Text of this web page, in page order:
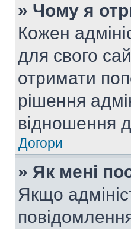
» Чому я
Кожен
для свого
отримати
рішення
відношення
Догори
» Як мені
Якщо